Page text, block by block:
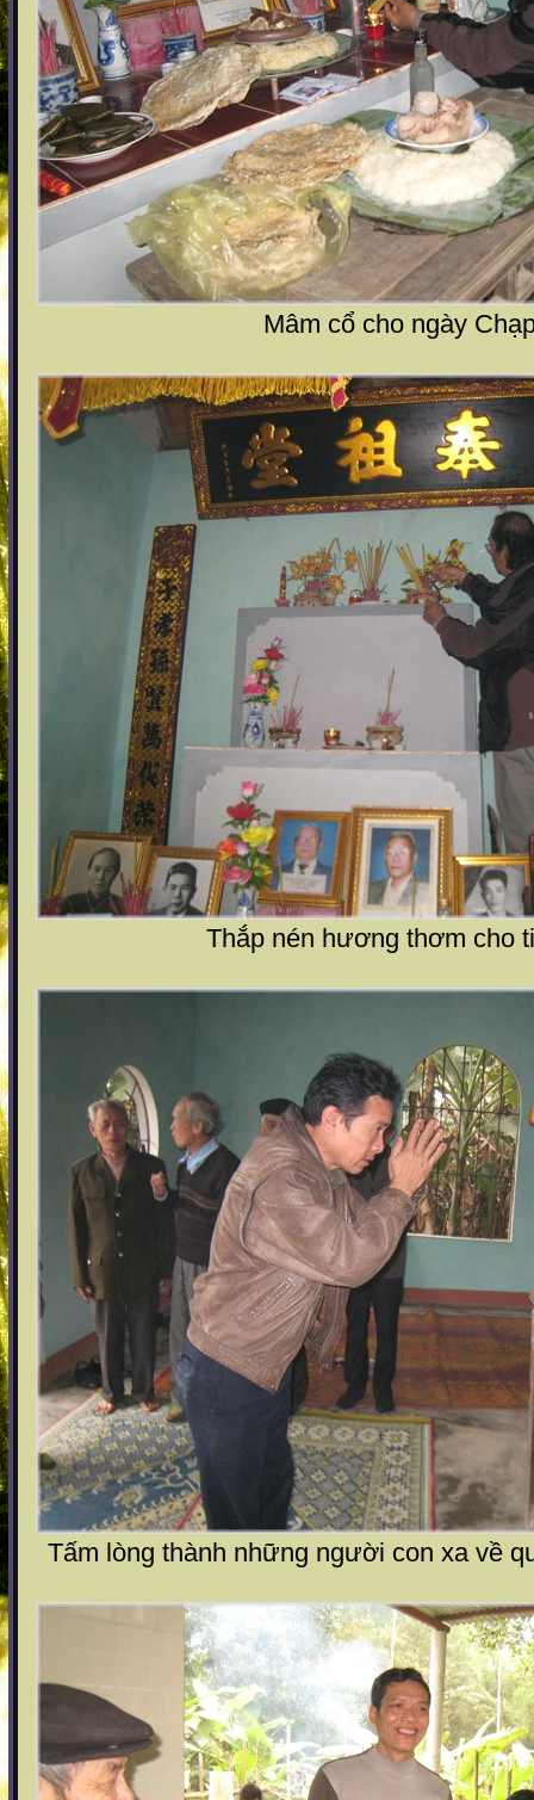
Mâm cổ cho ngày
Thắp nén hương thơm cho
Tấm lòng thành những người con xa về